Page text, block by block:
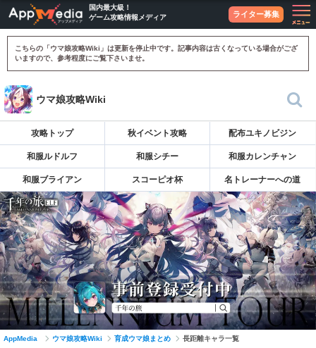
国内最大級！
ゲーム攻略情報メディア
ライター募集
こちらの「ウマ娘攻略Wiki」は更新を停止中です。記事内容は古くなっている場合がござ
いますので、参考程度にご覧下さいませ。
ウマ娘攻略Wiki
攻略トップ 秋イベント攻略 配布ユキノビジン
和服ルドルフ 和服シチー 和服カレンチャン
和服ブライアン スコーピオ杯 名トレーナーへの道
AppMedia ウマ娘攻略Wiki 育成ウマ娘まとめ 長距離キャラ一覧